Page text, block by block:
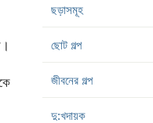
ছড়াসমূহ
ছোট গল্প
জীবনের গল্প
দু:খদায়ক